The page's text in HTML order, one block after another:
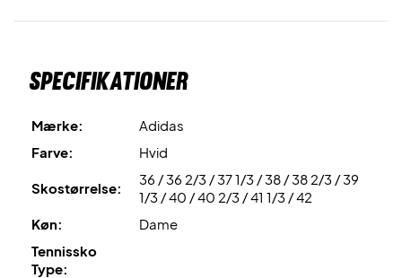
Farve: Hvid med sølv og rød.
Specifikationer
Mærke:
Adidas
Farve:
Hvid
Skostørrelse:
36 / 36 2/3 / 37 1/3 / 38 / 38 2/3 / 39
1/3 / 40 / 40 2/3 / 41 1/3 / 42
Køn:
Dame
Tennissko
Type: